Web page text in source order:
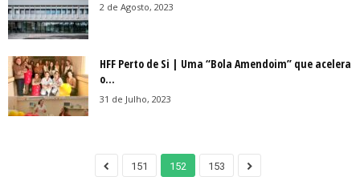
2 de Agosto, 2023
HFF Perto de Si | Uma “Bola Amendoim” que acelera
o...
31 de Julho, 2023
151 152 153